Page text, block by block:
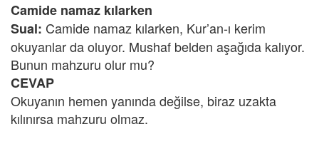
Camide namaz kılarken
Sual: Camide namaz kılarken, Kur’an-ı kerim
okuyanlar da oluyor. Mushaf belden aşağıda kalıyor.
Bunun mahzuru olur mu?
CEVAP
Okuyanın hemen yanında değilse, biraz uzakta
kılınırsa mahzuru olmaz.